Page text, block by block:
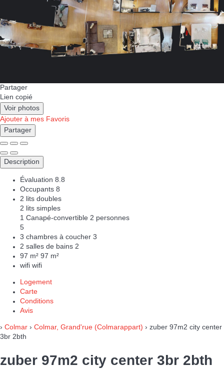
Partager
Lien copié
Voir photos
Ajouter à mes Favoris
Partager
Description
Évaluation 8.8
Occupants 8
2 lits doubles
2 lits simples
1 Canapé-convertible 2 personnes
5
3 chambres à coucher 3
2 salles de bains 2
97 m² 97 m²
wifi wifi
Logement
Carte
Conditions
Avis
› Colmar › Colmar, Grand'rue (Colmarappart) › zuber 97m2 city center
3br 2bth
zuber 97m2 city center 3br 2bth